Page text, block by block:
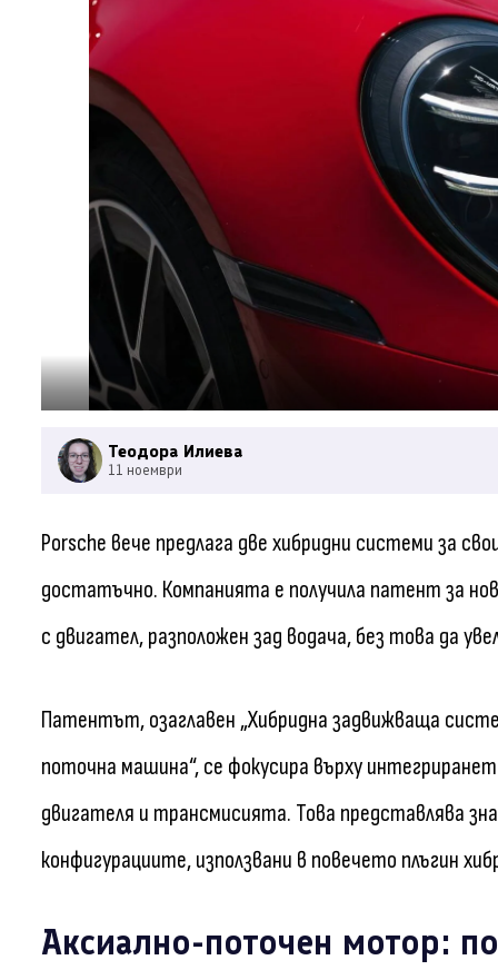
Теодора Илиева
11 ноември
Porsche вече предлага две хибридни системи за
достатъчно. Компанията е получила патент за
с двигател, разположен зад водача, без това да
Патентът, озаглавен „Хибридна задвижваща
поточна машина“, се фокусира върху
двигателя и трансмисията. Това представлява
конфигурациите, използвани в повечето плъгин
Аксиално-поточен мотор: